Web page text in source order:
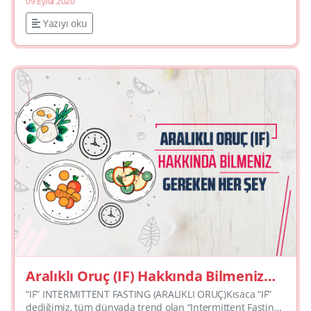
sa�...
Yazıyı oku
Aralıklı Oruç (IF) Hakkında Bilmeniz
Gereken Her Şey
“IF” INTERMITTENT FASTING (ARALIKLI ORUÇ)Kısaca “IF”
dediğimiz, tüm dünyada trend olan “Intermittent Fasting”